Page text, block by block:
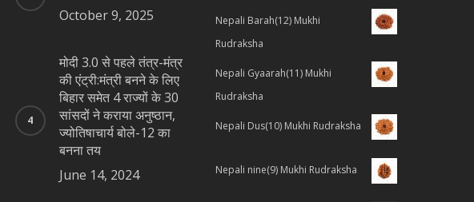
October 9, 2025
मोदी 3.0 से पहले तंत्र-मंत्र
की एंट्री:मंत्री बनने के लिए
बिहार समेत 4 राज्यों के 30
सांसदों ने कराया अनुष्ठान,
ज्योतिषाचार्य बोले-12 का
बनना तय
June 14, 2024
Nepali Barah(12) Mukhi
Rudraksha
Nepali Gyaarah(11) Mukhi
Rudraksha
Nepali Dus(10) Mukhi Rudraksha
Nepali nine(9) Mukhi Rudraksha